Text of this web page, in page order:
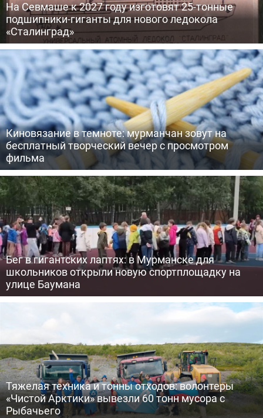
На Севмаше к 2027 году изготовят 25-тонные
подшипники-гиганты для нового ледокола
«Сталинград»
Киновязание в темноте: мурманчан зовут на
бесплатный творческий вечер с просмотром
фильма
Бег в гигантских лаптях: в Мурманске для
школьников открыли новую спортплощадку на
улице Баумана
Тяжелая техника и тонны отходов: волонтеры
«Чистой Арктики» вывезли 60 тонн мусора с
Рыбачьего